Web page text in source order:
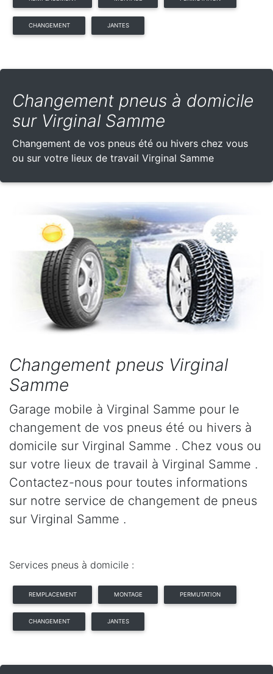
CHANGEMENT JANTES
Changement pneus à domicile
sur Virginal Samme
Changement de vos pneus été ou hivers chez vous
ou sur votre lieux de travail Virginal Samme
Changement pneus Virginal
Samme
Garage mobile à Virginal Samme pour le
changement de vos pneus été ou hivers à
domicile sur Virginal Samme . Chez vous ou
sur votre lieux de travail à Virginal Samme .
Contactez-nous pour toutes informations
sur notre service de changement de pneus
sur Virginal Samme .
Services pneus à domicile :
REMPLACEMENT MONTAGE PERMUTATION
CHANGEMENT JANTES